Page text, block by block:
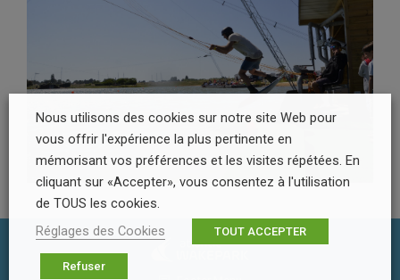
Nous utilisons des cookies sur notre site Web pour
vous offrir l'expérience la plus pertinente en
mémorisant vos préférences et les visites répétées. En
cliquant sur «Accepter», vous consentez à l'utilisation
de TOUS les cookies.
Réglages des Cookies
TOUT ACCEPTER
Refuser